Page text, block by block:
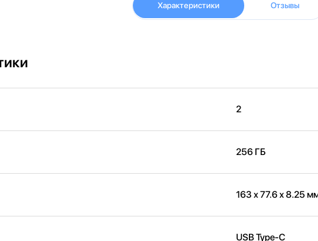
Характеристики Отзывы
2
256 ГБ
163 х 77.6 х 8.25
USB Type-C